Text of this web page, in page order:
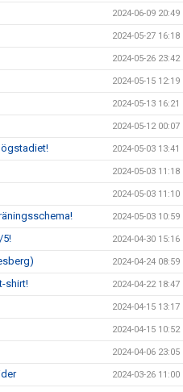
2024-06-09 20:49
2024-05-27 16:18
2024-05-26 23:42
2024-05-15 12:19
2024-05-13 16:21
2024-05-12 00:07
2024-05-03 13:41
2024-05-03 11:18
2024-05-03 11:10
2024-05-03 10:59
5! 2024-04-30 15:16
2024-04-24 08:59
shirt! 2024-04-22 18:47
2024-04-15 13:17
2024-04-15 10:52
2024-04-06 23:05
2024-03-26 11:00